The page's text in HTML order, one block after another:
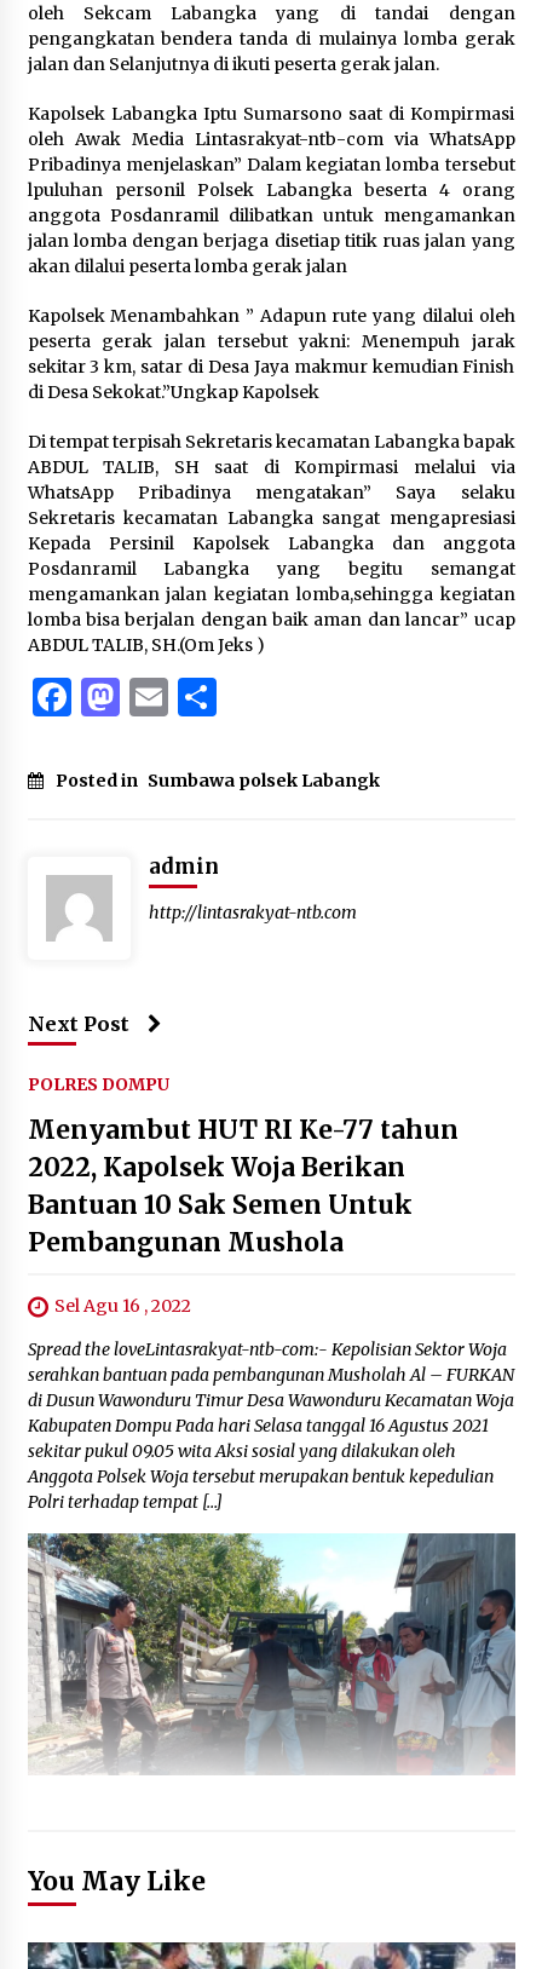
oleh Sekcam Labangka yang di tandai dengan
pengangkatan bendera tanda di mulainya lomba gerak
jalan dan Selanjutnya di ikuti peserta gerak jalan.
Kapolsek Labangka Iptu Sumarsono saat di Kompirmasi
oleh Awak Media Lintasrakyat-ntb-com via WhatsApp
Pribadinya menjelaskan” Dalam kegiatan lomba tersebut
lpuluhan personil Polsek Labangka beserta 4 orang
anggota Posdanramil dilibatkan untuk mengamankan
jalan lomba dengan berjaga disetiap titik ruas jalan yang
akan dilalui peserta lomba gerak jalan
Kapolsek Menambahkan ” Adapun rute yang dilalui oleh
peserta gerak jalan tersebut yakni: Menempuh jarak
sekitar 3 km, satar di Desa Jaya makmur kemudian Finish
di Desa Sekokat.”Ungkap Kapolsek
Di tempat terpisah Sekretaris kecamatan Labangka bapak
ABDUL TALIB, SH saat di Kompirmasi melalui via
WhatsApp Pribadinya mengatakan” Saya selaku
Sekretaris kecamatan Labangka sangat mengapresiasi
Kepada Persinil Kapolsek Labangka dan anggota
Posdanramil Labangka yang begitu semangat
mengamankan jalan kegiatan lomba,sehingga kegiatan
lomba bisa berjalan dengan baik aman dan lancar” ucap
ABDUL TALIB, SH.(Om Jeks )
Facebook
Mastodon
EmailShare
Posted in Sumbawa polsek Labangk
admin
http://lintasrakyat-ntb.com
Next Post
POLRES DOMPU
Menyambut HUT RI Ke-77 tahun
2022, Kapolsek Woja Berikan
Bantuan 10 Sak Semen Untuk
Pembangunan Mushola
Sel Agu 16 , 2022
Spread the loveLintasrakyat-ntb-com:- Kepolisian Sektor Woja
serahkan bantuan pada pembangunan Musholah Al – FURKAN
di Dusun Wawonduru Timur Desa Wawonduru Kecamatan Woja
Kabupaten Dompu Pada hari Selasa tanggal 16 Agustus 2021
sekitar pukul 09.05 wita Aksi sosial yang dilakukan oleh
Anggota Polsek Woja tersebut merupakan bentuk kepedulian
Polri terhadap tempat […]
You May Like